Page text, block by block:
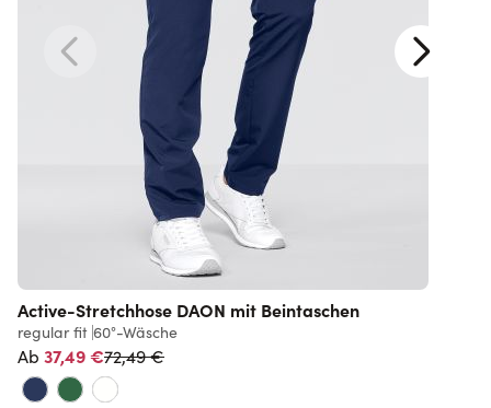
Active-Stretchhose DAON mit Beintaschen
regular fit 60°-Wäsche
Ab 37,49 €Normalpreis
72,49 €